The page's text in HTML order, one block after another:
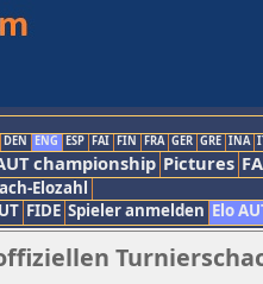
DEN ENG ESP FAI FIN FRA GER GRE INA
championship Pictures
Elozahl
FIDE Spieler anmelden Elo